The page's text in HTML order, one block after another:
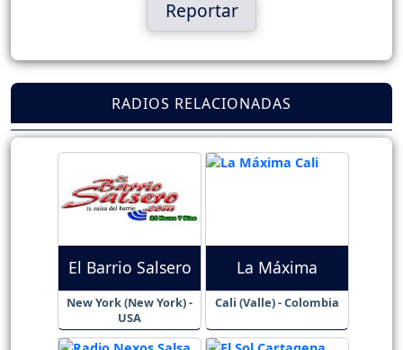
Reportar
RADIOS RELACIONADAS
El Barrio Salsero
New York (New York) -
USA
La Máxima
Cali (Valle) - Colombia